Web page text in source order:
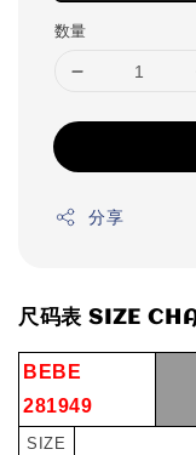
数量
分享
尺码表 SIZE
BEBE
281949
SIZE